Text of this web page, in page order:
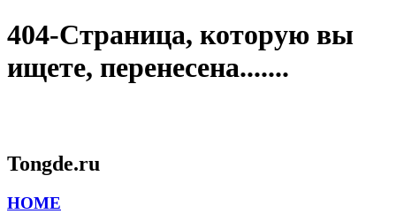
404-Страница, которую вы
ищете, перенесена.......
Tongde.ru
HOME